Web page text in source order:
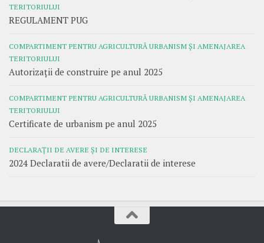
TERITORIULUI
REGULAMENT PUG
COMPARTIMENT PENTRU AGRICULTURĂ URBANISM ȘI AMENAJAREA
TERITORIULUI
Autorizații de construire pe anul 2025
COMPARTIMENT PENTRU AGRICULTURĂ URBANISM ȘI AMENAJAREA
TERITORIULUI
Certificate de urbanism pe anul 2025
DECLARAȚII DE AVERE ȘI DE INTERESE
2024 Declaratii de avere/Declaratii de interese